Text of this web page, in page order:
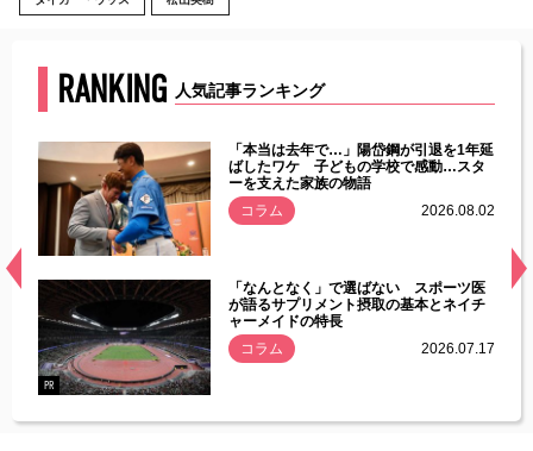
RANKING 人気記事ランキング
常
「本当は去年で…」陽岱鋼が引退を1年延
ばしたワケ 子どもの学校で感動…スタ
ーを支えた家族の物語
コラム
2026.08.02
PR
「なんとなく」で選ばない スポーツ医
が語るサプリメント摂取の基本とネイチ
ャーメイドの特長
コラム
2026.07.17